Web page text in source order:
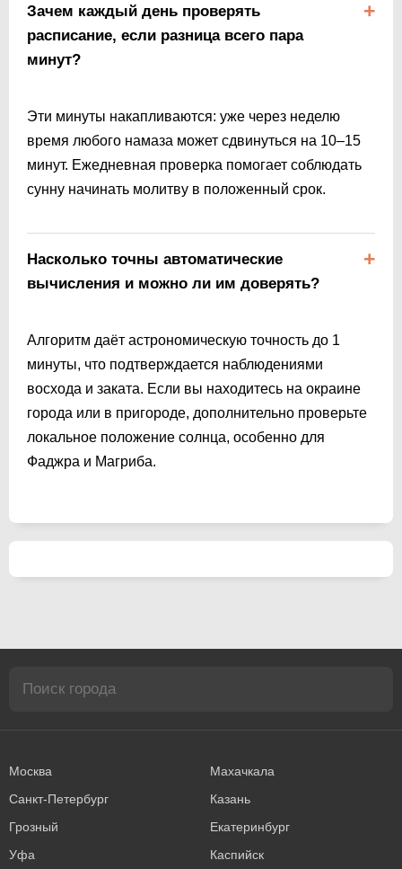
Зачем каждый день проверять
расписание, если разница всего пара
минут?
Эти минуты накапливаются: уже через неделю
время любого намаза может сдвинуться на 10–15
минут. Ежедневная проверка помогает соблюдать
сунну начинать молитву в положенный срок.
Насколько точны автоматические
вычисления и можно ли им доверять?
Алгоритм даёт астрономическую точность до 1
минуты, что подтверждается наблюдениями
восхода и заката. Если вы находитесь на окраине
города или в пригороде, дополнительно проверьте
локальное положение солнца, особенно для
Фаджра и Магриба.
Москва
Махачкала
Санкт-Петербург
Казань
Грозный
Екатеринбург
Уфа
Каспийск